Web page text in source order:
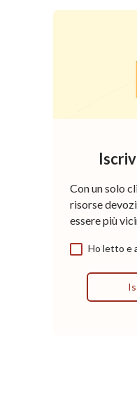
Con un solo
risorse
essere più
Ho letto e